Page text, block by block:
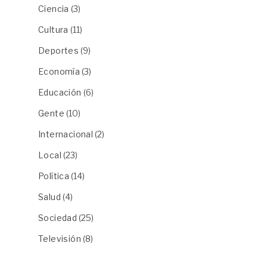
Ciencia (3)
Cultura (11)
Deportes (9)
Economía (3)
Educación (6)
Gente (10)
Internacional (2)
Local (23)
Política (14)
Salud (4)
Sociedad (25)
Televisión (8)